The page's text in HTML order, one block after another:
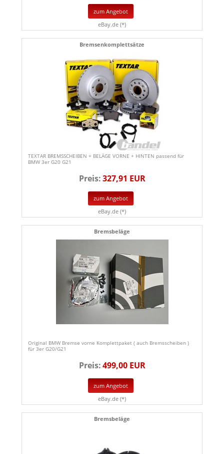
zum Angebot
eBay.de (*)
Bremsenkomplettsätze
TEXTAR BREMSSCHEIBEN + BELÄGE VORNE + HINTEN passend für
BMW 3er G20 G21
Preis:327,91 EUR
zum Angebot
eBay.de (*)
Bremsbeläge
Original BMW Bremse vorne Komplettpaket ( auch Bremsscheiben )
für 3er G20/G21
Preis:499,00 EUR
zum Angebot
eBay.de (*)
Bremsbeläge